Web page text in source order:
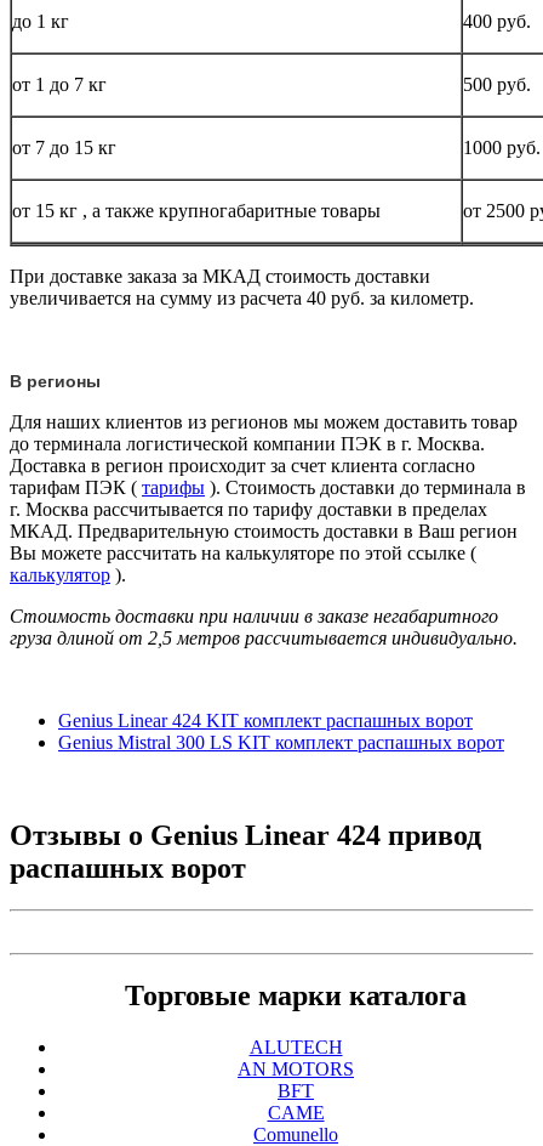
до 1 кг 400 руб.
от 1 до 7 кг 500 руб.
от 7 до 15 кг 1000 руб.
от 15 кг , а также крупногабаритные товары от 2500
При доставке заказа за МКАД стоимость доставки
увеличивается на сумму из расчета 40 руб. за километр.
В регионы
Для наших клиентов из регионов мы можем доставить товар
до терминала логистической компании ПЭК в г. Москва.
Доставка в регион происходит за счет клиента согласно
тарифам ПЭК ( тарифы ). Стоимость доставки до терминала в
г. Москва рассчитывается по тарифу доставки в пределах
МКАД. Предварительную стоимость доставки в Ваш регион
Вы можете рассчитать на калькуляторе по этой ссылке (
калькулятор ).
Стоимость доставки при наличии в заказе негабаритного
груза длиной от 2,5 метров рассчитывается индивидуально.
Genius Linear 424 KIT комплект распашных ворот
Genius Mistral 300 LS KIT комплект распашных ворот
Отзывы о Genius Linear 424 привод
распашных ворот
Торговые марки каталога
ALUTECH
AN MOTORS
BFT
CAME
Comunello